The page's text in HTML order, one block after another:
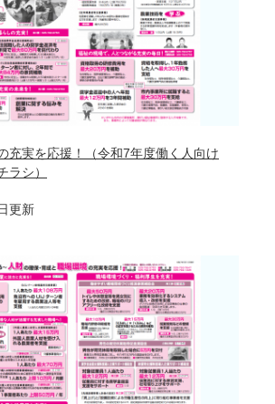
充実を応援！（令和7年度働く人向け
ラシ）
更新